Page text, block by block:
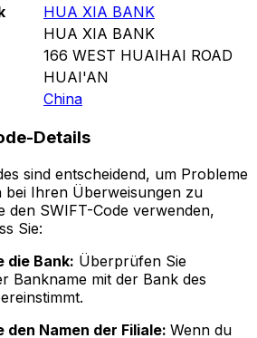
HUA XIA BANK
HUA XIA BANK
166 WEST HUAIHAI ROAD
HUAI'AN
China
Details
sind entscheidend, um Probleme
bei Ihren Überweisungen zu
den SWIFT-Code verwenden,
Sie:
die Bank: Überprüfen Sie
Bankname mit der Bank des
den Namen der Filiale: Wenn du